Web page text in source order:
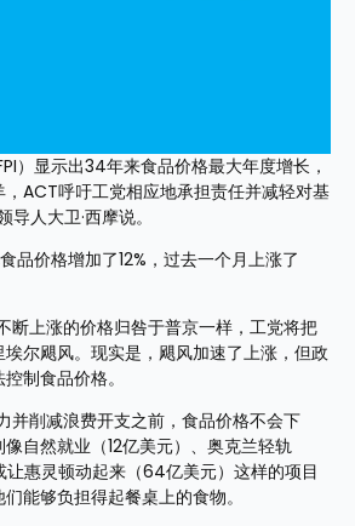
）显示出34年来食品价格最大年度增长，
ACT呼吁工党相应地承担责任并减轻对基
人大卫·西摩说。
品价格增加了12%，过去一个月上涨了
断上涨的价格归咎于普京一样，工党将把
尔飓风。现实是，飓风加速了上涨，但政
制食品价格。
并削减浪费开支之前，食品价格不会下
自然就业（12亿美元）、奥克兰轻轨
让惠灵顿动起来（64亿美元）这样的项目
能够负担得起餐桌上的食物。